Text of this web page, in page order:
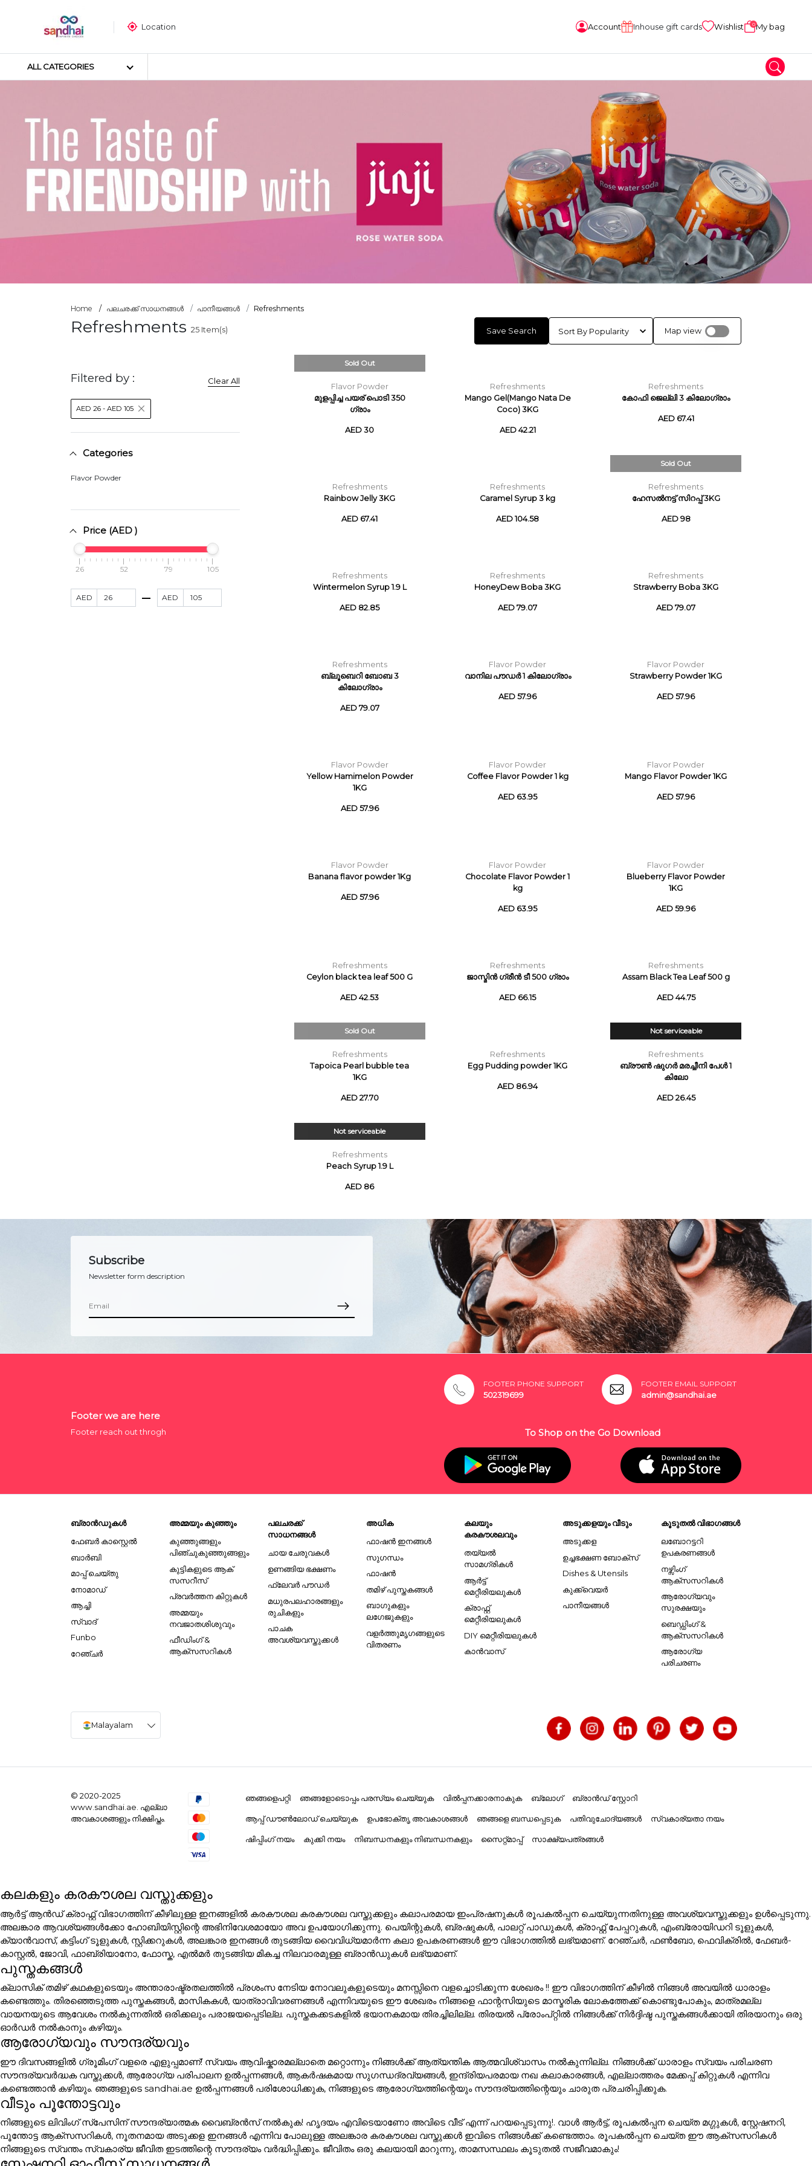
Location Account Inhouse gift cards Wishlist 0My bag
ALL CATEGORIES
Most popular
ക്രാഫ്റ്റ് മെറ്റീരിയലുകൾ
തയ്യൽ സാമഗ്രികൾ
ആർട്ട് മെറ്റീരിയലുകൾ
DIY മെറ്റീരിയലുകൾ
ആർട്സ് & കരകൗശല ഉപകരണങ്ങൾ
സ്റ്റിക്കർ പോസ്റ്റർ
Home പലചരക്ക് സാധനങ്ങൾ പാനീയങ്ങൾ Refreshments
Refreshments 25 Item(s) Save Search Map view
Filtered by : Clear All
AED 26 - AED 105
Categories
Flavor Powder
Price (AED )
26 52 79 105
AED AED
Sold Out
Flavor Powder
മുളപ്പിച്ച പയര് പൊടി 350
ഗ്രാം
AED 30
Refreshments
Mango Gel(Mango Nata De
Coco) 3KG
AED 42.21
Refreshments
കോഫി ജെല്ലി 3 കിലോഗ്രാം
AED 67.41
Refreshments
Rainbow Jelly 3KG
AED 67.41
Refreshments
Caramel Syrup 3 kg
AED 104.58
Sold Out
Refreshments
ഹേസൽനട്ട് സിറപ്പ് 3KG
AED 98
Refreshments
Wintermelon Syrup 1.9 L
AED 82.85
Refreshments
HoneyDew Boba 3KG
AED 79.07
Refreshments
Strawberry Boba 3KG
AED 79.07
Refreshments
ബ്ലൂബെറി ബോബ 3
കിലോഗ്രാം
AED 79.07
Flavor Powder
വാനില പൗഡർ 1 കിലോഗ്രാം
AED 57.96
Flavor Powder
Strawberry Powder 1KG
AED 57.96
Flavor Powder
Yellow Hamimelon Powder
1KG
AED 57.96
Flavor Powder
Coffee Flavor Powder 1 kg
AED 63.95
Flavor Powder
Mango Flavor Powder 1KG
AED 57.96
Flavor Powder
Banana flavor powder 1Kg
AED 57.96
Flavor Powder
Chocolate Flavor Powder 1
kg
AED 63.95
Flavor Powder
Blueberry Flavor Powder
1KG
AED 59.96
Refreshments
Ceylon black tea leaf 500 G
AED 42.53
Refreshments
ജാസ്മിൻ ഗ്രീൻ ടീ 500 ഗ്രാം
AED 66.15
Refreshments
Assam Black Tea Leaf 500 g
AED 44.75
Sold Out
Refreshments
Tapoica Pearl bubble tea
1KG
AED 27.70
Refreshments
Egg Pudding powder 1KG
AED 86.94
Sold Out
Not serviceable
Refreshments
ബ്രൗൺ ഷുഗർ മരച്ചീനി പേൾ 1
കിലോ
AED 26.45
Not serviceable
Refreshments
Peach Syrup 1.9 L
AED 86
Subscribe
Newsletter form description
Footer we are here
Footer reach out throgh
FOOTER PHONE SUPPORT
502319699
FOOTER EMAIL SUPPORT
admin@sandhai.ae
To Shop on the Go Download
ബ്രാൻഡുകൾ
ഫേബർ കാസ്റ്റെൽ
ബാർബി
മാപ്പ് ചെയ്തു
നോമാഡ്
ആച്ചി
സ്വാദ്
Funbo
റേഞ്ചർ
അമ്മയും കുഞ്ഞും
കുഞ്ഞുങ്ങളും
പിഞ്ചുകുഞ്ഞുങ്ങളും
കുട്ടികളുടെ ആക്
സസറീസ്
പ്രവർത്തന കിറ്റുകൾ
അമ്മയും
നവജാതശിശുവും
ഫീഡിംഗ് &
ആക്സസറികൾ
പലചരക്ക്
സാധനങ്ങൾ
ചായ ചേരുവകൾ
ഉണങ്ങിയ ഭക്ഷണം
ഫ്ലേവർ പൗഡർ
മധുരപലഹാരങ്ങളും
രുചികളും
പാചക
അവശ്യവസ്തുക്കൾ
അധിക
ഫാഷൻ ഇനങ്ങൾ
സുഗന്ധം
ഫാഷൻ
തമിഴ് പുസ്തകങ്ങൾ
ബാഗുകളും
ലഗേജുകളും
വളർത്തുമൃഗങ്ങളുടെ
വിതരണം
കലയും
കരകൗശലവും
തയ്യൽ
സാമഗ്രികൾ
ആർട്ട്
മെറ്റീരിയലുകൾ
ക്രാഫ്റ്റ്
മെറ്റീരിയലുകൾ
DIY മെറ്റീരിയലുകൾ
കാൻവാസ്
അടുക്കളയും വീടും
അടുക്കള
ഉച്ചഭക്ഷണ ബോക്സ്
Dishes & Utensils
കുക്ക്വെയർ
പാനീയങ്ങൾ
കൂടുതൽ വിഭാഗങ്ങൾ
ലബോറട്ടറി
ഉപകരണങ്ങൾ
നഴ്സിംഗ്
ആക്സസറികൾ
ആരോഗ്യവും
സുരക്ഷയും
ബെഡ്ഡിംഗ് &
ആക്സസറികൾ
ആരോഗ്യ
പരിചരണം
Malayalam
© 2020-2025
www.sandhai.ae. എല്ലാ
അവകാശങ്ങളും നിക്ഷിപ്തം.
ഞങ്ങളെപറ്റി ഞങ്ങളോടൊപ്പം പരസ്യം ചെയ്യുക വിൽപ്പനക്കാരനാകുക ബ്ലോഗ് ബ്രാൻഡ് സ്റ്റോറി
ആപ്പ് ഡൗൺലോഡ് ചെയ്യുക ഉപഭോക്തൃ അവകാശങ്ങൾ ഞങ്ങളെ ബന്ധപ്പെടുക പതിവുചോദ്യങ്ങൾ സ്വകാര്യതാ നയം
ഷിപ്പിംഗ് നയം കുക്കി നയം നിബന്ധനകളും നിബന്ധനകളും സൈറ്റ്മാപ്പ് സാക്ഷ്യപത്രങ്ങൾ
കലകളും കരകൗശല വസ്തുക്കളും
ആർട്ട് ആൻഡ് ക്രാഫ്റ്റ് വിഭാഗത്തിന് കീഴിലുള്ള ഇനങ്ങളിൽ കരകൗശല കരകൗശല വസ്തുക്കളും കലാപരമായ ഇംപ്രഷനുകൾ രൂപകൽപ്പന ചെയ്യുന്നതിനുള്ള അവശ്യവസ്തുക്കളും ഉൾപ്പെടുന്നു.
അലങ്കാര ആവശ്യങ്ങൾക്കോ ഹോബിയിസ്റ്റിന്റെ അഭിനിവേശമായോ അവ ഉപയോഗിക്കുന്നു. പെയിന്റുകൾ, ബ്രഷുകൾ, പാലറ്റ് പാഡുകൾ, ക്രാഫ്റ്റ് പേപ്പറുകൾ, എംബ്രോയിഡറി ടൂളുകൾ,
ക്യാൻവാസ്, കട്ടിംഗ് ടൂളുകൾ, സ്റ്റിക്കറുകൾ, അലങ്കാര ഇനങ്ങൾ തുടങ്ങിയ വൈവിധ്യമാർന്ന കലാ ഉപകരണങ്ങൾ ഈ വിഭാഗത്തിൽ ലഭ്യമാണ്. റേഞ്ചർ, ഫൺബോ, ഫെവിക്രിൽ, ഫേബർ-
കാസ്റ്റൽ, ജോവി, ഫാബ്രിയാനോ, ഫോസ്ക, എൽമർ തുടങ്ങിയ മികച്ച നിലവാരമുള്ള ബ്രാൻഡുകൾ ലഭ്യമാണ്.
പുസ്തകങ്ങൾ
ക്ലാസിക് തമിഴ് കഥകളുടെയും അന്താരാഷ്ട്രതലത്തിൽ പ്രശംസ നേടിയ നോവലുകളുടെയും മനസ്സിനെ വളച്ചൊടിക്കുന്ന ശേഖരം !! ഈ വിഭാഗത്തിന് കീഴിൽ നിങ്ങൾ അവയിൽ ധാരാളം
കണ്ടെത്തും. തിരഞ്ഞെടുത്ത പുസ്തകങ്ങൾ, മാസികകൾ, യാത്രാവിവരണങ്ങൾ എന്നിവയുടെ ഈ ശേഖരം നിങ്ങളെ ഫാന്റസിയുടെ മാസ്മരിക ലോകത്തേക്ക് കൊണ്ടുപോകും, മാത്രമല്ല
വായനയുടെ ആവേശം നൽകുന്നതിൽ ഒരിക്കലും പരാജയപ്പെടില്ല. പുസ്തകക്കടകളിൽ ഭയാനകമായ തിരച്ചിലില്ല. തിരയൽ പ്രോംപ്റ്റിൽ നിങ്ങൾക്ക് നിർദ്ദിഷ്ട പുസ്തകങ്ങൾക്കായി തിരയാനും ഒരു
ഓർഡർ നൽകാനും കഴിയും.
ആരോഗ്യവും സൗന്ദര്യവും
ഈ ദിവസങ്ങളിൽ ഗ്രൂമിംഗ് വളരെ എളുപ്പമാണ്! സ്വയം ആവിഷ്കാരമല്ലാതെ മറ്റൊന്നും നിങ്ങൾക്ക് ആത്യന്തിക ആത്മവിശ്വാസം നൽകുന്നില്ല. നിങ്ങൾക്ക് ധാരാളം സ്വയം പരിചരണ
സൗന്ദര്യവർദ്ധക വസ്തുക്കൾ, ആരോഗ്യ പരിപാലന ഉൽപ്പന്നങ്ങൾ, ആകർഷകമായ സുഗന്ധദ്രവ്യങ്ങൾ, ഇന്ദ്രിയപരമായ നഖ കലാകാരങ്ങൾ, എല്ലാത്തരം മേക്കപ്പ് കിറ്റുകൾ എന്നിവ
കണ്ടെത്താൻ കഴിയും. ഞങ്ങളുടെ sandhai.ae ഉൽപ്പന്നങ്ങൾ പരിശോധിക്കുക, നിങ്ങളുടെ ആരോഗ്യത്തിന്റെയും സൗന്ദര്യത്തിന്റെയും ചാരുത പ്രചരിപ്പിക്കുക.
വീടും പൂന്തോട്ടവും
നിങ്ങളുടെ ലിവിംഗ് സ്പേസിന് സൗന്ദര്യാത്മക വൈബ്രൻസ് നൽകുക! ഹൃദയം എവിടെയാണോ അവിടെ വീട് എന്ന് പറയപ്പെടുന്നു!. വാൾ ആർട്ട്, രൂപകൽപ്പന ചെയ്ത മഗ്ഗുകൾ, സ്റ്റേഷനറി,
പൂന്തോട്ട ആക്സസറികൾ, നൂതനമായ അടുക്കള ഇനങ്ങൾ എന്നിവ പോലുള്ള അലങ്കാര കരകൗശല വസ്തുക്കൾ ഇവിടെ നിങ്ങൾക്ക് കണ്ടെത്താം. രൂപകൽപ്പന ചെയ്ത ഈ ആക്സസറികൾ
നിങ്ങളുടെ സ്വന്തം സ്വകാര്യ ജീവിത ഇടത്തിന്റെ സൗന്ദര്യം വർദ്ധിപ്പിക്കും. ജീവിതം ഒരു കലയായി മാറുന്നു, താമസസ്ഥലം കൂടുതൽ സജീവമാകും!